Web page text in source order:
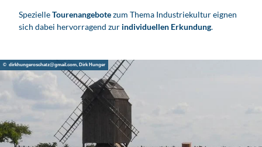
SpezielleTourenangebotezum Thema Industriekultur eignen
sich dabei hervorragend zur individuellen Erkundung.
© dirkhungeroschatz@gmail.com, Dirk Hunger